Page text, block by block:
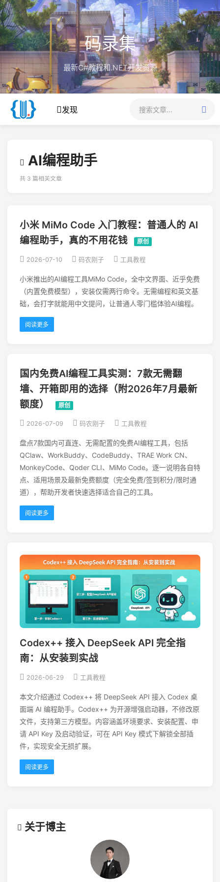
码录集
最新C#教程和.NET开发资源
发现
AI编程助手
共 3 篇相关文章
小米 MiMo Code 入门教程：普通人的 AI
编程助手，真的不用花钱
原创
2026-07-10 码农刚子 工具教程
小米推出的AI编程工具MiMo Code，全中文界面、近乎免费
（内置免费模型），安装仅需两行命令。无需编程和英文基
础，会打字就能用中文提问，让普通人零门槛体验AI编程。
阅读更多
国内免费AI编程工具实测：7款无需翻
墙、开箱即用的选择（附2026年7月最新
额度）
原创
2026-07-09 码农刚子 工具教程
盘点7款国内可直连、无需配置的免费AI编程工具，包括
QClaw、WorkBuddy、CodeBuddy、TRAE Work CN、
MonkeyCode、Qoder CLI、MiMo Code。逐一说明各自特
点、适用场景及最新免费额度（完全免费/签到积分/限时通
道），帮助开发者快速选择适合自己的工具。
阅读更多
Codex++ 接入 DeepSeek API 完全指
南：从安装到实战
2026-06-29 工具教程
本文介绍通过 Codex++ 将 DeepSeek API 接入 Codex 桌
面端 AI 编程助手。Codex++ 为开源增强启动器，不修改原
文件，支持第三方模型。内容涵盖环境要求、安装配置、申
请 API Key 及启动验证，可在 API Key 模式下解锁全部插
件，实现安全无损扩展。
阅读更多
关于博主